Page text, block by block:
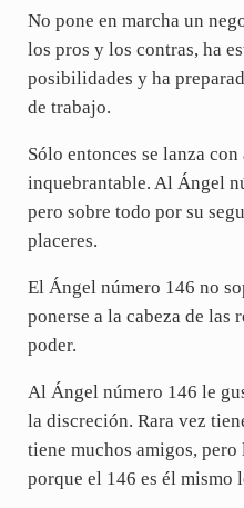
No pone en marcha un
los pros y los contras, ha
posibilidades y ha
de trabajo.
Sólo entonces se lanza
inquebrantable. Al Ángel
pero sobre todo por su
placeres.
El Ángel número 146 no
ponerse a la cabeza de las
poder.
Al Ángel número 146 le
la discreción. Rara vez
tiene muchos amigos,
porque el 146 es él mismo